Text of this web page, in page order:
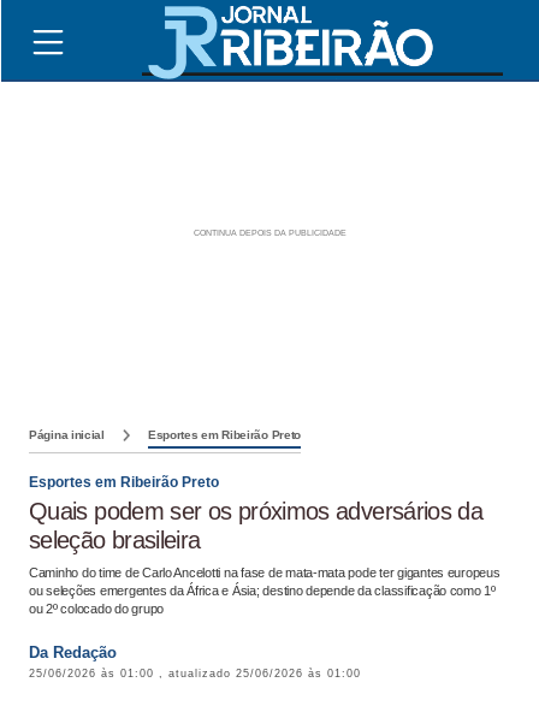
Página inicial Esportes em Ribeirão Preto
Esportes em Ribeirão Preto
Quais podem ser os próximos adversários da
seleção brasileira
Caminho do time de Carlo Ancelotti na fase de mata-mata pode ter gigantes europeus
ou seleções emergentes da África e Ásia; destino depende da classificação como 1º
ou 2º colocado do grupo
Da Redação
25/06/2026 às 01:00 , atualizado 25/06/2026 às 01:00